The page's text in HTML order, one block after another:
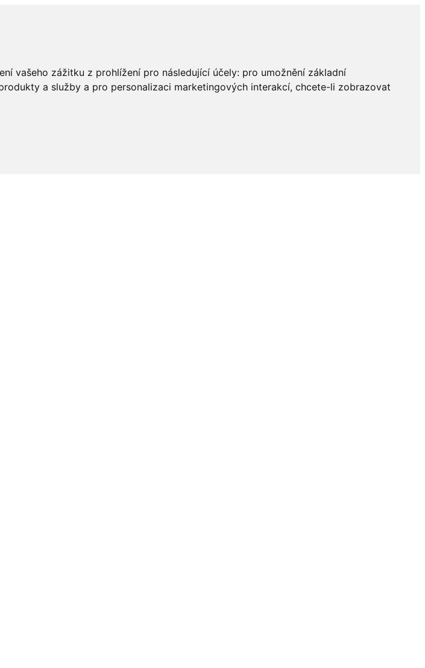
vašeho zážitku z prohlížení pro následující účely: pro umožnění základní
a služby a pro personalizaci marketingových interakcí, chcete-li zobrazovat